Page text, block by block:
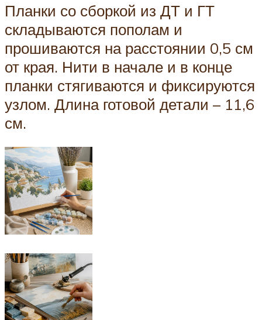
Планки со сборкой из ДТ и ГТ
складываются пополам и
прошиваются на расстоянии 0,5 см
от края. Нити в начале и в конце
планки стягиваются и фиксируются
узлом. Длина готовой детали – 11,6
см.